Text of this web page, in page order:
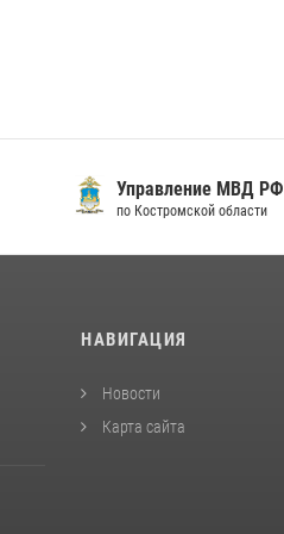
Управление МВД РФ
по Костромской области
НАВИГАЦИЯ
Новости
Карта сайта